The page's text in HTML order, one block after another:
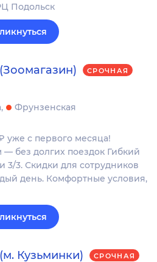
Подольск
СРОЧНАЯ
Фрунзенская
уже с первого месяца!
без долгих поездок Гибкий
3/3. Скидки для сотрудников
день. Комфортные условия,
Кузьминки) СРОЧНАЯ